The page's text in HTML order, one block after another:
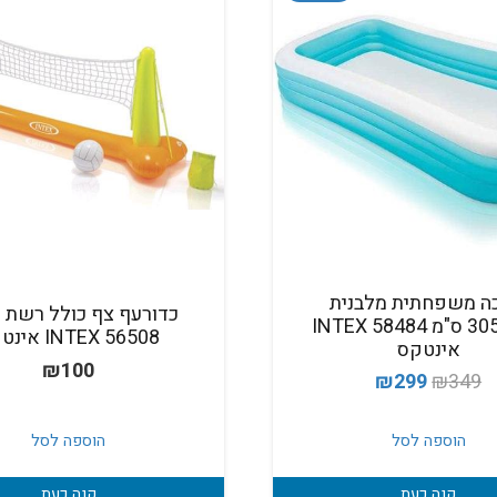
משפחתית מלבנית
305X183 ס"מ INTEX 58484
אינטקס
₪349
המחיר
היה:
₪349.
₪299
המחיר
₪299.
הוספה לסל
כדורעף צף כולל רשת
INTEX 56508 אינטקס
₪100
הוספה לסל